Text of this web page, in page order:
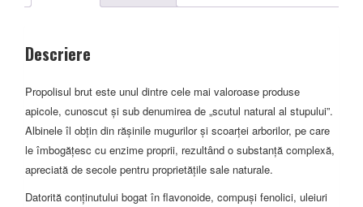
Descriere
Propolisul brut este unul dintre cele mai valoroase produse
apicole, cunoscut și sub denumirea de „scutul natural al stupului”.
Albinele îl obțin din rășinile mugurilor și scoarței arborilor, pe care
le îmbogățesc cu enzime proprii, rezultând o substanță complexă,
apreciată de secole pentru proprietățile sale naturale.
Datorită conținutului bogat în flavonoide, compuși fenolici, uleiuri